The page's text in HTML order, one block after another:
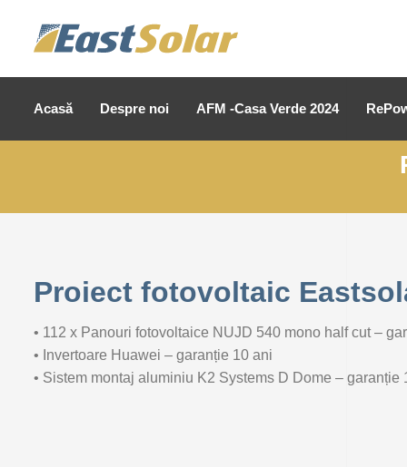
Acasă Despre noi AFM -Casa Verde 2024
Proiect fotovoltaic
• 112 x Panouri fotovoltaice NUJD 540 mono half cut –
• Invertoare Huawei – garanție 10 ani
• Sistem montaj aluminiu K2 Systems D Dome – garanție